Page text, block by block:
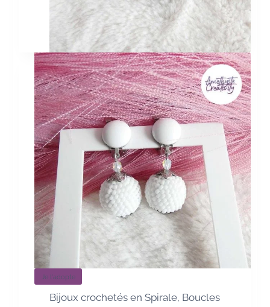
Je l'adopte
Bijoux crochetés en Spirale, Boucles